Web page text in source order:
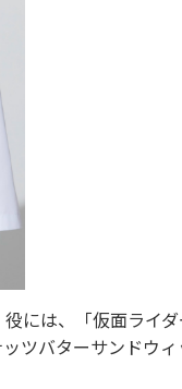
役には、「仮面ライ
ツバターサンドウ